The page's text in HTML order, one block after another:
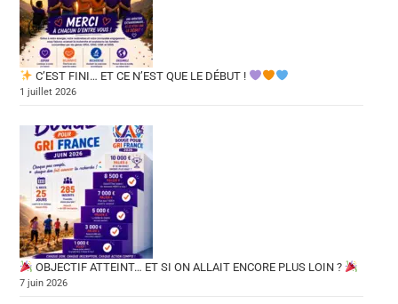
C’EST FINI… ET CE N’EST QUE LE DÉBUT !
1 juillet 2026
OBJECTIF ATTEINT… ET SI ON ALLAIT ENCORE PLUS LOIN ?
7 juin 2026